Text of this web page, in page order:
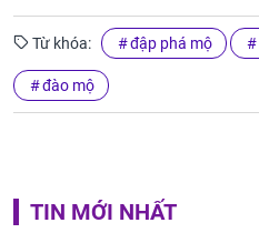
Từ khóa: đập phá mộ
đào mộ
TIN MỚI NHẤT